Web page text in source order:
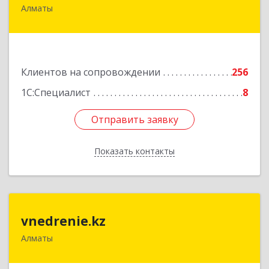
Алматы
Клиентов на сопровождении
256
1С:Специалист
8
Отправить заявку
Показать контакты
Отправить заявку
Назад
vnedrenie.kz
АлматыКазахстан, г.Алматы, ул.Прокофьева 45-56